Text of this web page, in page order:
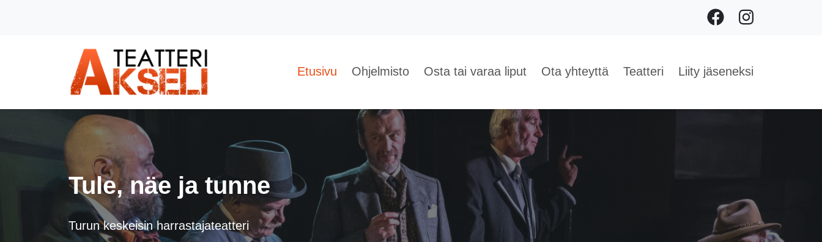
FacebookInstagram
Etusivu Ohjelmisto Osta tai varaa liput Ota yhteyttä Teatteri Liity jäseneksi
Tule, näe ja tunne
Turun keskeisin harrastajateatteri